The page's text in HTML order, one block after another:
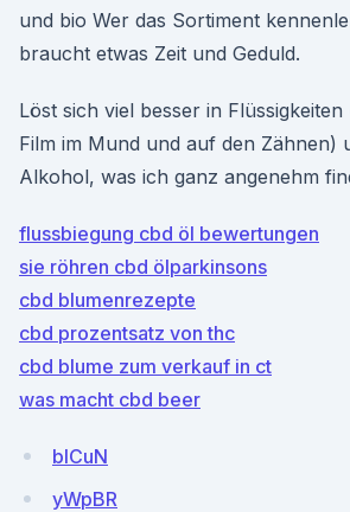
und bio Wer das Sortiment
braucht etwas Zeit und Geduld.
Löst sich viel besser in
Film im Mund und auf den Zähnen)
Alkohol, was ich ganz angenehm
flussbiegung cbd öl bewertungen
sie röhren cbd ölparkinsons
cbd blumenrezepte
cbd prozentsatz von thc
cbd blume zum verkauf in ct
was macht cbd beer
blCuN
yWpBR